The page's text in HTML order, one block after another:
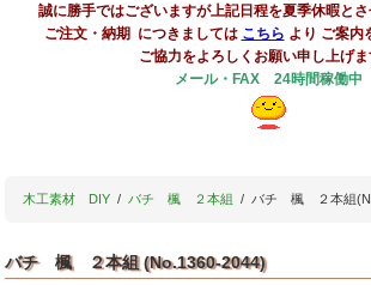
誠に勝手ではございますが上記日程を夏季休暇とさ
ご注文・納期 につきましては こちら より ご案内
ご協力をよろしくお願い申し上げま
メール・FAX 24時間稼働中
木工素材 DIY バチ 楓 ２本組 バチ 楓 ２本組
バチ 楓 ２本組 (No.1360-2044)